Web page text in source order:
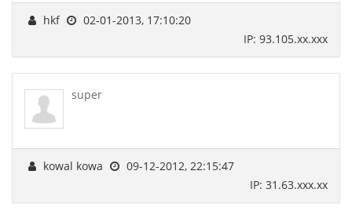
hkf
02-01-2013, 17:10:20
IP: 93.105.xx.xxx
super
kowal kowa
09-12-2012, 22:15:47
IP: 31.63.xxx.xx